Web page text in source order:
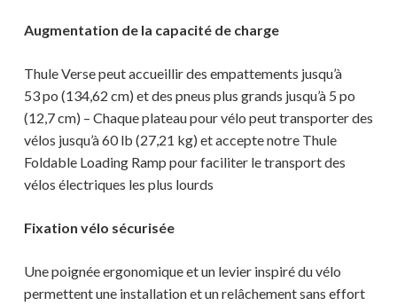
Augmentation de la capacité de charge
Thule Verse peut accueillir des empattements jusqu’à
53 po (134,62 cm) et des pneus plus grands jusqu’à 5 po
(12,7 cm) – Chaque plateau pour vélo peut transporter des
vélos jusqu’à 60 lb (27,21 kg) et accepte notre Thule
Foldable Loading Ramp pour faciliter le transport des
vélos électriques les plus lourds
Fixation vélo sécurisée
Une poignée ergonomique et un levier inspiré du vélo
permettent une installation et un relâchement sans effort